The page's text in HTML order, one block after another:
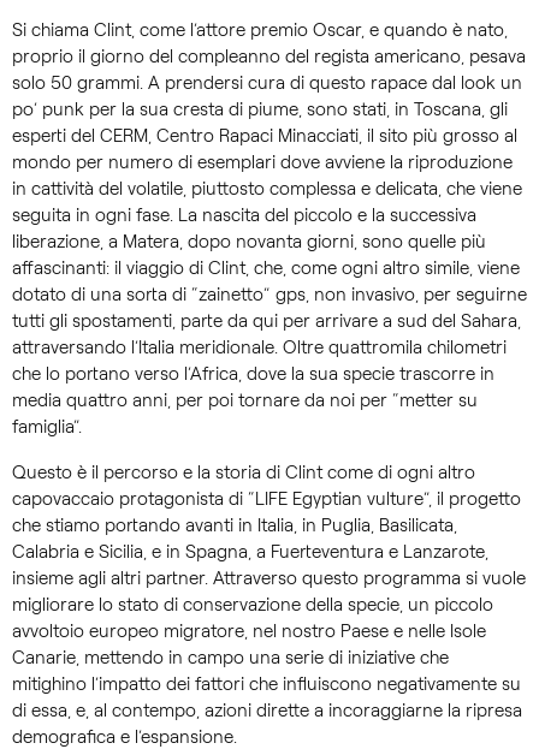
Si chiama Clint, come l’attore premio Oscar, e quando è nato,
proprio il giorno del compleanno del regista americano, pesava
solo 50 grammi. A prendersi cura di questo rapace dal look un
po’ punk per la sua cresta di piume, sono stati, in Toscana, gli
esperti del CERM, Centro Rapaci Minacciati, il sito più grosso al
mondo per numero di esemplari dove avviene la riproduzione
in cattività del volatile, piuttosto complessa e delicata, che viene
seguita in ogni fase. La nascita del piccolo e la successiva
liberazione, a Matera, dopo novanta giorni, sono quelle più
affascinanti: il viaggio di Clint, che, come ogni altro simile, viene
dotato di una sorta di “zainetto” gps, non invasivo, per seguirne
tutti gli spostamenti, parte da qui per arrivare a sud del Sahara,
attraversando l’Italia meridionale. Oltre quattromila chilometri
che lo portano verso l’Africa, dove la sua specie trascorre in
media quattro anni, per poi tornare da noi per “metter su
famiglia”.
Questo è il percorso e la storia di Clint come di ogni altro
capovaccaio protagonista di “LIFE Egyptian vulture”, il progetto
che stiamo portando avanti in Italia, in Puglia, Basilicata,
Calabria e Sicilia, e in Spagna, a Fuerteventura e Lanzarote,
insieme agli altri partner. Attraverso questo programma si vuole
migliorare lo stato di conservazione della specie, un piccolo
avvoltoio europeo migratore, nel nostro Paese e nelle Isole
Canarie, mettendo in campo una serie di iniziative che
mitighino l’impatto dei fattori che influiscono negativamente su
di essa, e, al contempo, azioni dirette a incoraggiarne la ripresa
demografica e l’espansione.